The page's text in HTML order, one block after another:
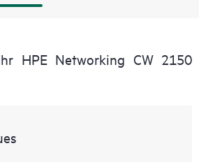
HPE Networking CW 2150